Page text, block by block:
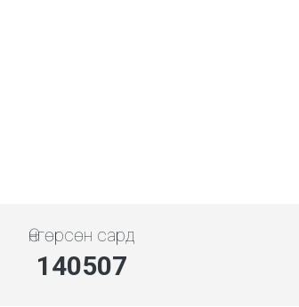
Өнгөрсөн сард
140507